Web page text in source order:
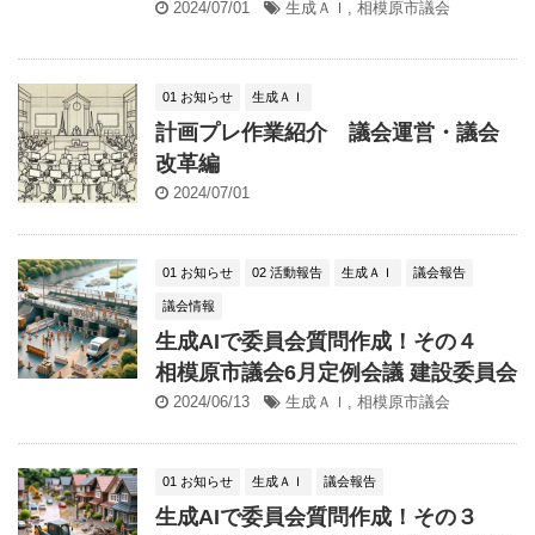
2024/07/01 生成ＡＩ 相模原市議会
01 お知らせ 生成ＡＩ
計画プレ作業紹介 議会運営・議会
改革編
2024/07/01
01 お知らせ 02 活動報告 生成ＡＩ 議会報告
議会情報
生成AIで委員会質問作成！その４
相模原市議会6月定例会議 建設委員会
2024/06/13 生成ＡＩ , 相模原市議会
01 お知らせ 生成ＡＩ 議会報告
生成AIで委員会質問作成！その３